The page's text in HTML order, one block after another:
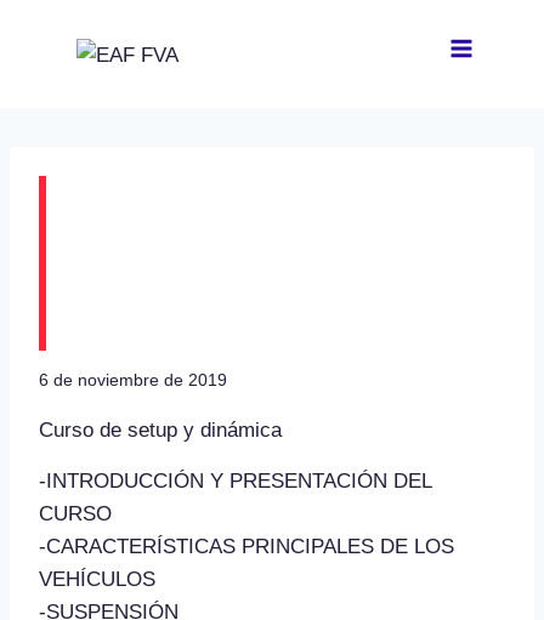
6 de noviembre de 2019
Curso de setup y dinámica
-INTRODUCCIÓN Y PRESENTACIÓN DEL
CURSO
-CARACTERÍSTICAS PRINCIPALES DE LOS
VEHÍCULOS
-SUSPENSIÓN